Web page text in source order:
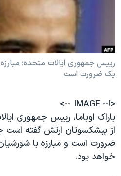
فرهنگ و زندگی
حقوق شهروندی
اقتصادی
علم و فناوری
اسرائیل در جنگ
آرشیو پخش زنده
مستندها
انتخابات ریاست جمهوری آمریکا ۲۰۲۴
حمله جمهوری اسلامی به اسرائیل
رمز مهسا
ورزش زنان در ایران
مجموعه مستندهای دادخواهی
تریبونال مردمی آبان ۹۸
دادگاه حمید نوری
زبانهای مختلف
رییس جمهوری ایالات متحده:
یک ضرورت است
<!-- IMAGE -->
باراک اوباما، رییس جمهوری
از پیشکسوتان ارتش گفته است
ضرورت است و مبارزه با
خواهد بود.